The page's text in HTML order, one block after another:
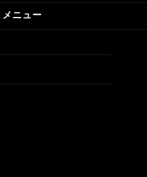
メニュー